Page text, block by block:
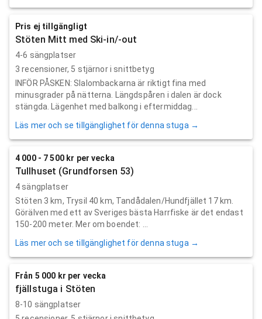
Pris ej tillgängligt
Stöten Mitt med Ski-in/-out
4-6 sängplatser
3 recensioner, 5 stjärnor i snittbetyg
INFÖR PÅSKEN: Slalombackarna är riktigt fina med
minusgrader på nätterna. Längdspåren i dalen är dock
stängda. Lägenhet med balkong i eftermiddag...
Läs mer och se tillgänglighet för denna stuga →
4 000 - 7 500 kr per vecka
Tullhuset (Grundforsen 53)
4 sängplatser
Stöten 3 km, Trysil 40 km, Tandådalen/Hundfjället 17 km.
Görälven med ett av Sveriges bästa Harrfiske är det endast
150-200 meter. Mer om boendet: ...
Läs mer och se tillgänglighet för denna stuga →
Från 5 000 kr per vecka
fjällstuga i Stöten
8-10 sängplatser